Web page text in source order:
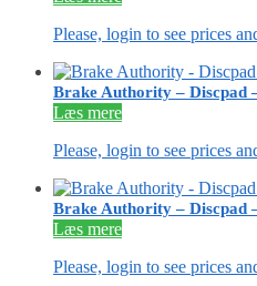
Please, login to see prices
Brake Authority – Discpad
Læs mere
Please, login to see prices
Brake Authority – Discpad
Læs mere
Please, login to see prices